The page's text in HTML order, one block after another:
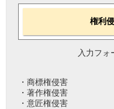
権利
入力フォ
・商標権侵害
・著作権侵害
・意匠権侵害